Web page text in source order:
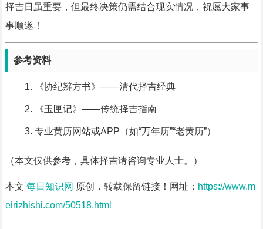
择吉日虽重要，但最终决策仍需结合现实情况，祝愿大家事
事顺遂！
参考资料
《协纪辨方书》——清代择吉经典
《玉匣记》——传统择吉指南
专业黄历网站或APP（如“万年历”“老黄历”）
（本文仅供参考，具体择吉请咨询专业人士。）
本文 每日知识网 原创，转载保留链接！网址： https://www.m
eirizhishi.com/50518.html